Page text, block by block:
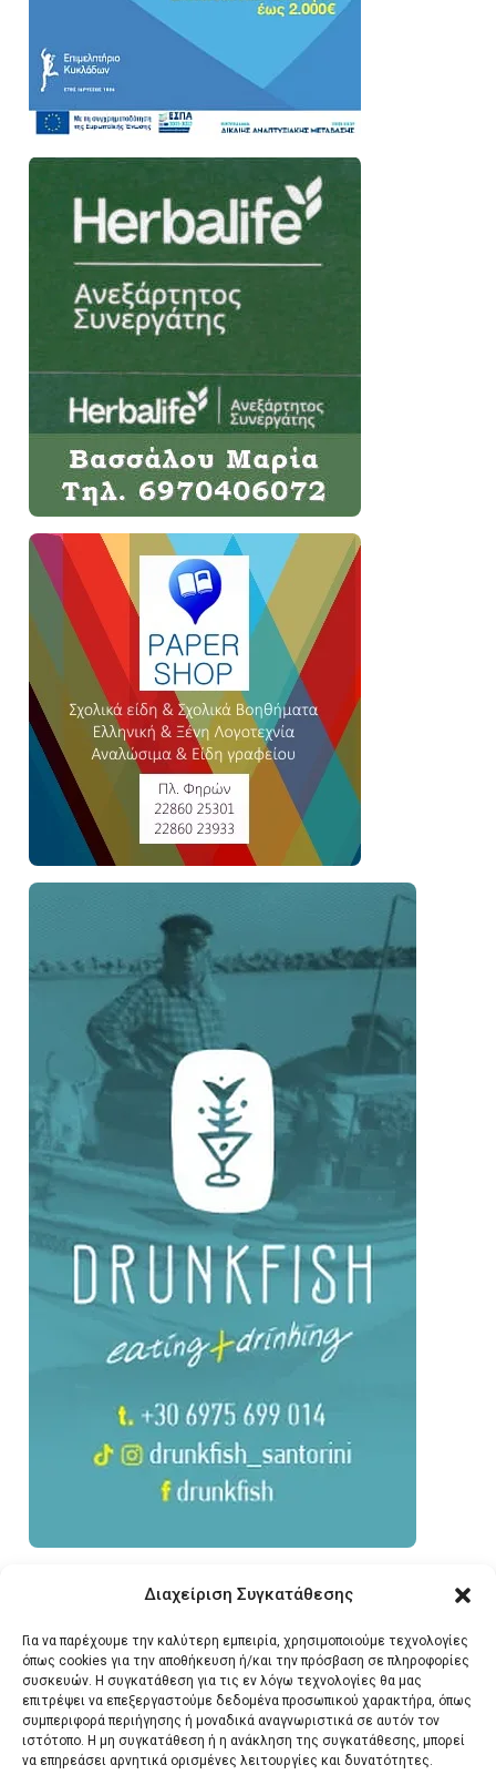
Διαχείριση Συγκατάθεσης
Για να παρέχουμε την καλύτερη εμπειρία, χρησιμοποιούμε τεχνολογίες
όπως cookies για την αποθήκευση ή/και την πρόσβαση σε πληροφορίες
συσκευών. Η συγκατάθεση για τις εν λόγω τεχνολογίες θα μας
επιτρέψει να επεξεργαστούμε δεδομένα προσωπικού χαρακτήρα, όπως
συμπεριφορά περιήγησης ή μοναδικά αναγνωριστικά σε αυτόν τον
ιστότοπο. Η μη συγκατάθεση ή η ανάκληση της συγκατάθεσης, μπορεί
να επηρεάσει αρνητικά ορισμένες λειτουργίες και δυνατότητες.